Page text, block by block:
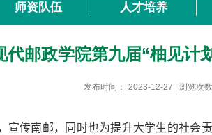
师资队伍 人才培养
邮政学院第九届“柚见计
发布时间： 2023-12-27 | 浏览次
宣传南邮，同时也为提升大学生的社会